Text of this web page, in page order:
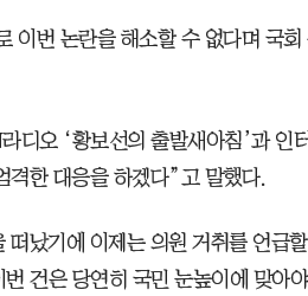
이번 논란을 해소할 수 없다며 국
디오 ‘황보선의 출발새아침’과 인
격한 대응을 하겠다”고 말했다.
떠났기에 이제는 의원 거취를 언급
건은 당연히 국민 눈높이에 맞아